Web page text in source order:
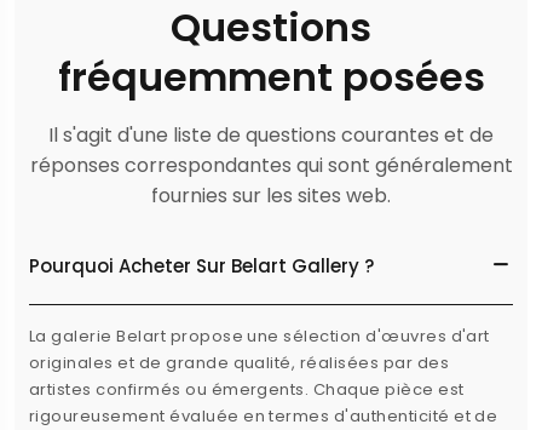
Questions
fréquemment posées
Il s'agit d'une liste de questions courantes et de
réponses correspondantes qui sont généralement
fournies sur les sites web.
Pourquoi Acheter Sur Belart Gallery ?
La galerie Belart propose une sélection d'œuvres d'art
originales et de grande qualité, réalisées par des
artistes confirmés ou émergents. Chaque pièce est
rigoureusement évaluée en termes d'authenticité et de